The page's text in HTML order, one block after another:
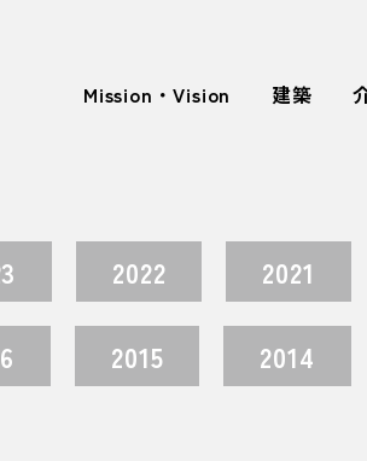
Mission・Vision 建築
2022 2021
2015 2014